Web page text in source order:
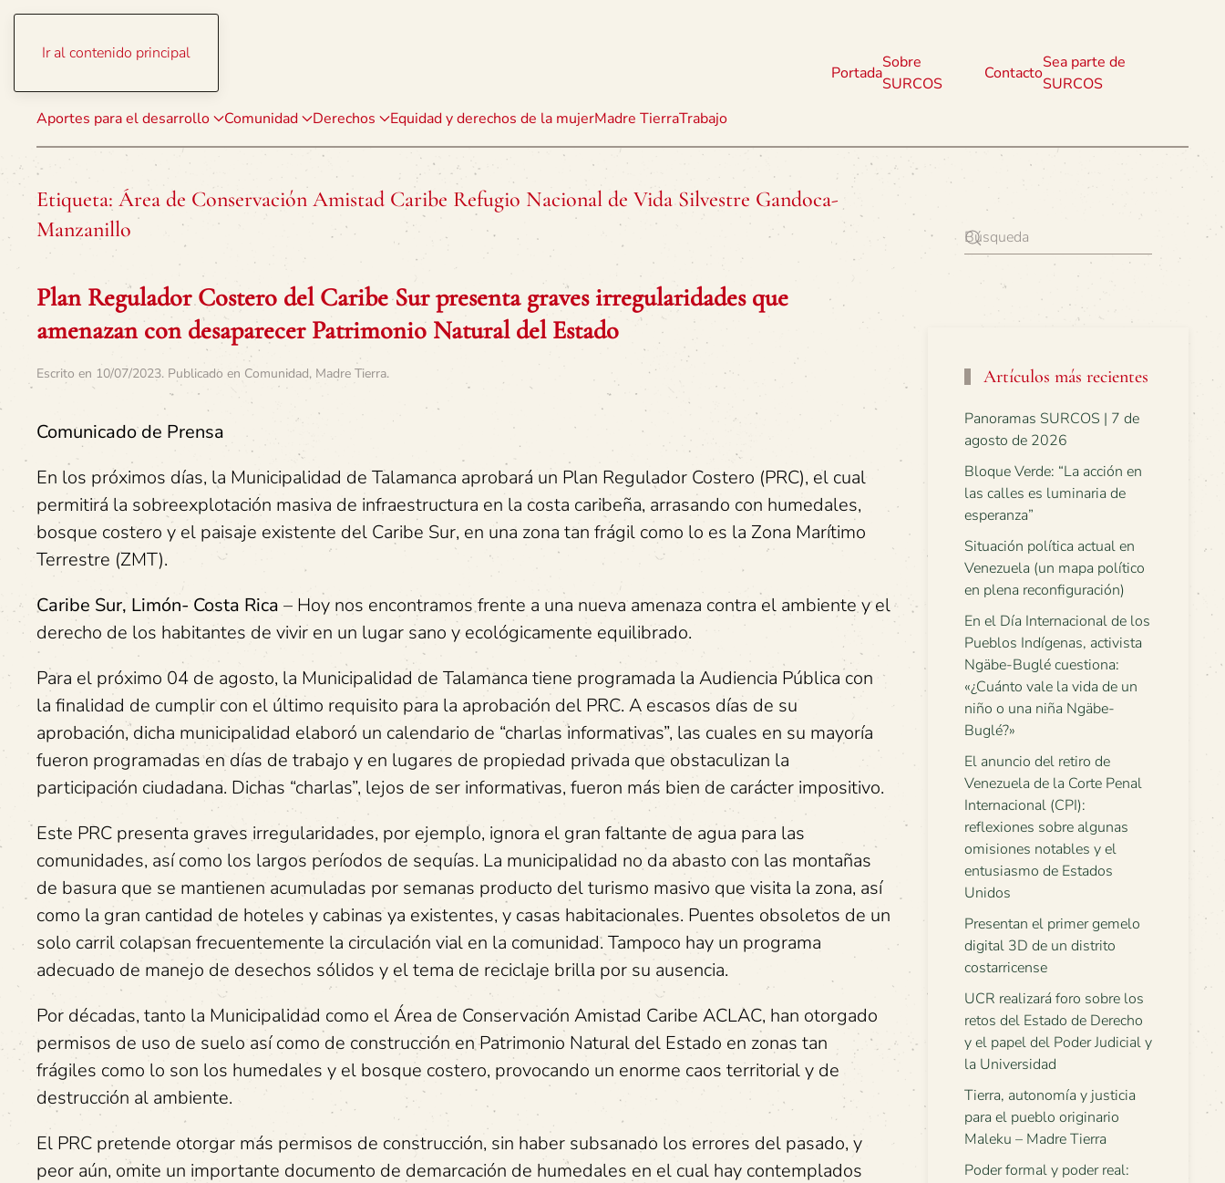
Ir al contenido principal
Aportes para el desarrollo Comunidad Derechos Equidad y derechos de la mujerMadre TierraTrabajo
Portada
Sobre
SURCOS
Contacto
Sea parte de
SURCOS
Etiqueta: Área de Conservación Amistad Caribe Refugio Nacional de Vida Silvestre Gandoca-
Manzanillo
Plan Regulador Costero del Caribe Sur presenta graves irregularidades que
amenazan con desaparecer Patrimonio Natural del Estado
Escrito en 10/07/2023. Publicado en Comunidad, Madre Tierra.
Comunicado de Prensa
En los próximos días, la Municipalidad de Talamanca aprobará un Plan Regulador Costero (PRC), el cual
permitirá la sobreexplotación masiva de infraestructura en la costa caribeña, arrasando con humedales,
bosque costero y el paisaje existente del Caribe Sur, en una zona tan frágil como lo es la Zona Marítimo
Terrestre (ZMT).
Caribe Sur, Limón- Costa Rica – Hoy nos encontramos frente a una nueva amenaza contra el ambiente y el
derecho de los habitantes de vivir en un lugar sano y ecológicamente equilibrado.
Para el próximo 04 de agosto, la Municipalidad de Talamanca tiene programada la Audiencia Pública con
la finalidad de cumplir con el último requisito para la aprobación del PRC. A escasos días de su
aprobación, dicha municipalidad elaboró un calendario de “charlas informativas”, las cuales en su mayoría
fueron programadas en días de trabajo y en lugares de propiedad privada que obstaculizan la
participación ciudadana. Dichas “charlas”, lejos de ser informativas, fueron más bien de carácter impositivo.
Este PRC presenta graves irregularidades, por ejemplo, ignora el gran faltante de agua para las
comunidades, así como los largos períodos de sequías. La municipalidad no da abasto con las montañas
de basura que se mantienen acumuladas por semanas producto del turismo masivo que visita la zona, así
como la gran cantidad de hoteles y cabinas ya existentes, y casas habitacionales. Puentes obsoletos de un
solo carril colapsan frecuentemente la circulación vial en la comunidad. Tampoco hay un programa
adecuado de manejo de desechos sólidos y el tema de reciclaje brilla por su ausencia.
Por décadas, tanto la Municipalidad como el Área de Conservación Amistad Caribe ACLAC, han otorgado
permisos de uso de suelo así como de construcción en Patrimonio Natural del Estado en zonas tan
frágiles como lo son los humedales y el bosque costero, provocando un enorme caos territorial y de
destrucción al ambiente.
El PRC pretende otorgar más permisos de construcción, sin haber subsanado los errores del pasado, y
peor aún, omite un importante documento de demarcación de humedales en el cual hay contemplados
Artículos más recientes
Panoramas SURCOS | 7 de
agosto de 2026
Bloque Verde: “La acción en
las calles es luminaria de
esperanza”
Situación política actual en
Venezuela (un mapa político
en plena reconfiguración)
En el Día Internacional de los
Pueblos Indígenas, activista
Ngäbe-Buglé cuestiona:
«¿Cuánto vale la vida de un
niño o una niña Ngäbe-
Buglé?»
El anuncio del retiro de
Venezuela de la Corte Penal
Internacional (CPI):
reflexiones sobre algunas
omisiones notables y el
entusiasmo de Estados
Unidos
Presentan el primer gemelo
digital 3D de un distrito
costarricense
UCR realizará foro sobre los
retos del Estado de Derecho
y el papel del Poder Judicial y
la Universidad
Tierra, autonomía y justicia
para el pueblo originario
Maleku – Madre Tierra
Poder formal y poder real: